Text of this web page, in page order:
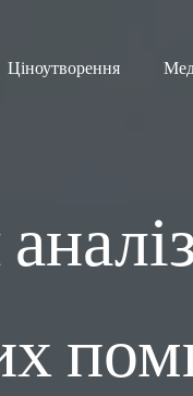
Ціноутворення